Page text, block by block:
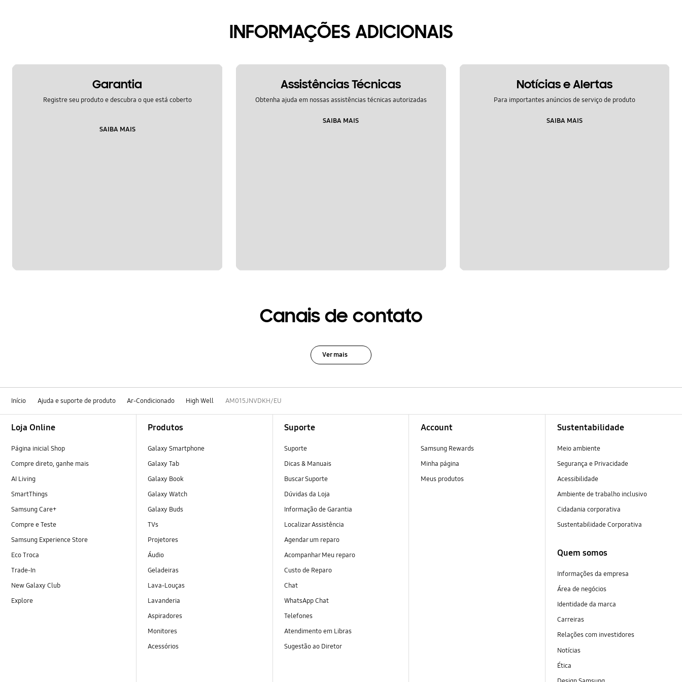
INFORMAÇÕES ADICIONAIS
Garantia
Registre seu produto e descubra o que está coberto
SAIBA MAIS
Assistências Técnicas
Obtenha ajuda em nossas assistências técnicas autorizadas
SAIBA MAIS
Notícias e Alertas
Para importantes anúncios de serviço de produto
SAIBA MAIS
Canais de contato
Ver mais
Início Ajuda e suporte de produto Ar-Condicionado High Well AM015JNVDKH/EU
Loja Online
Página inicial Shop
Compre direto, ganhe mais
AI Living
SmartThings
Samsung Care+
Compre e Teste
Samsung Experience Store
Eco Troca
Trade-In
New Galaxy Club
Explore
Produtos
Galaxy Smartphone
Galaxy Tab
Galaxy Book
Galaxy Watch
Galaxy Buds
TVs
Projetores
Áudio
Geladeiras
Lava-Louças
Lavanderia
Aspiradores
Monitores
Acessórios
Suporte
Suporte
Dicas & Manuais
Buscar Suporte
Dúvidas da Loja
Informação de Garantia
Localizar Assistência
Agendar um reparo
Acompanhar Meu reparo
Custo de Reparo
Chat
WhatsApp Chat
Telefones
Atendimento em Libras
Sugestão ao Diretor
Account
Samsung Rewards
Minha página
Meus produtos
Sustentabilidade
Meio ambiente
Segurança e Privacidade
Acessibilidade
Ambiente de trabalho inclusivo
Cidadania corporativa
Sustentabilidade Corporativa
Quem somos
Informações da empresa
Área de negócios
Identidade da marca
Carreiras
Relações com investidores
Notícias
Ética